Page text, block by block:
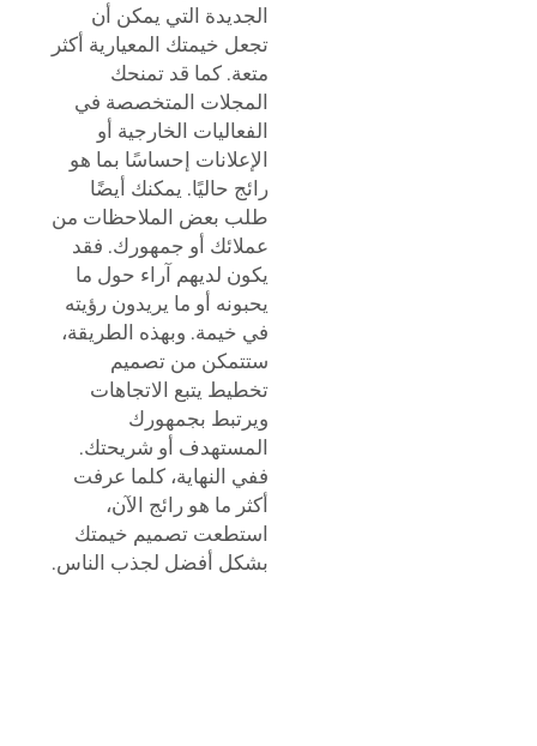
الجديدة التي يمكن أن
تجعل خيمتك المعيارية أكثر
متعة. كما قد تمنحك
المجلات المتخصصة في
الفعاليات الخارجية أو
الإعلانات إحساسًا بما هو
رائج حاليًا. يمكنك أيضًا
طلب بعض الملاحظات من
عملائك أو جمهورك. فقد
يكون لديهم آراء حول ما
يحبونه أو ما يريدون رؤيته
في خيمة. وبهذه الطريقة،
ستتمكن من تصميم
تخطيط يتبع الاتجاهات
ويرتبط بجمهورك
المستهدف أو شريحتك.
ففي النهاية، كلما عرفت
أكثر ما هو رائج الآن،
استطعت تصميم خيمتك
بشكل أفضل لجذب الناس.